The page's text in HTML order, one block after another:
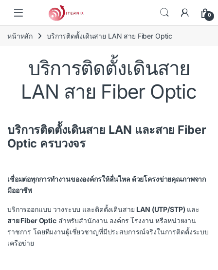
0
หน้าหลัก บริการติดตั้งเดินสาย LAN สาย Fiber Optic
บริการติดตั้งเดินสาย
LAN สาย Fiber Optic
บริการติดตั้งเดินสาย LAN และสาย Fiber
Optic ครบวงจร
เชื่อมต่อทุกการทำงานขององค์กรให้ลื่นไหล ด้วยโครงข่ายคุณภาพจาก
มืออาชีพ
บริการออกแบบ วางระบบ และติดตั้งเดินสาย LAN (UTP/STP) และ
สาย Fiber Opticสำหรับสำนักงาน องค์กร โรงงาน หรือหน่วยงาน
ราชการ โดยทีมงานผู้เชี่ยวชาญที่มีประสบการณ์จริงในการติดตั้งระบบ
เครือข่าย